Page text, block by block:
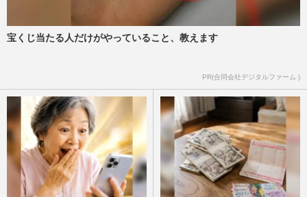
宝くじ当たる人だけがやっていること、教えます
PR(合同会社デジタルファーム )